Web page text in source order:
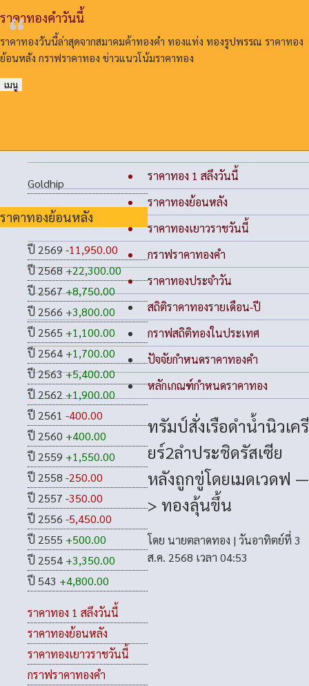
ราคาทองคําวันนี้
ราคาทองวันนี้ล่าสุดจากสมาคมค้าทองคํา ทองแท่ง ทองรูปพรรณ ราคาทอง
ย้อนหลัง กราฟราคาทอง ข่าวแนวโน้มราคาทอง
เมนู
Goldhip
ราคาทองย้อนหลัง
ปี 2569 -11,950.00
ปี 2568+22,300.00
ปี 2567+8,750.00
ปี 2566 +3,800.00
ปี 2565 +1,100.00
ปี 2564 +1,700.00
ปี 2563+5,400.00
ปี 2562+1,900.00
ปี 2561 -400.00
ปี 2560 +400.00
ปี 2559 +1,550.00
ปี 2558 -250.00
ปี 2557 -350.00
ปี 2556 -5,450.00
ปี 2555 +500.00
ปี 2554 +3,350.00
ปี 543 +4,800.00
ราคาทอง 1 สลึงวันนี้
ราคาทองย้อนหลัง
ราคาทองเยาวราชวันนี้
กราฟราคาทองคำ
ราคาทอง 1 สลึงวันนี้
ราคาทองย้อนหลัง
ราคาทองเยาวราชวันนี้
กราฟราคาทองคำ
ราคาทองประจำวัน
สถิติราคาทองรายเดือน-ปี
กราฟสถิติทองในประเทศ
ปัจจัยกำหนดราคาทองคำ
หลักเกณฑ์กำหนดราคาทอง
ทรัมป์สั่งเรือดำน้ำนิวเครี
ยร์2ลำประชิดรัสเซีย
หลังถูกขู่โดยเมดเวดฟ —
> ทองลุ้นขึ้น
โดย นายตลาดทอง | วันอาทิตย์ที่ 3
ส.ค. 2568 เวลา 04:53